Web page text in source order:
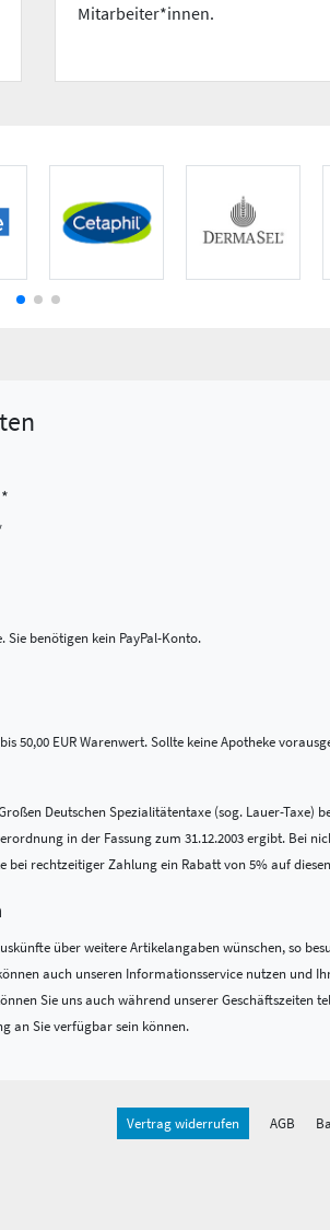
Mitarbeiter*innen.
Sie benötigen kein PayPal-Konto.
50,00 EUR Warenwert. Sollte keine Apotheke
Deutschen Spezialitätentaxe (sog. Lauer-Taxe)
in der Fassung zum 31.12.2003 ergibt. Bei
rechtzeitiger Zahlung ein Rabatt von 5% auf
über weitere Artikelangaben wünschen, so
auch unseren Informationsservice nutzen und
Sie uns auch während unserer Geschäftszeiten
an Sie verfügbar sein können.
Vertrag widerrufen AGB